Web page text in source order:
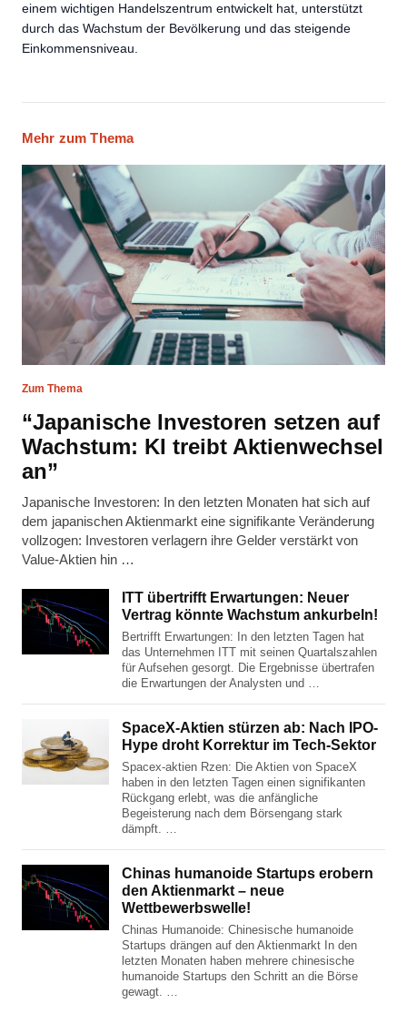
einem wichtigen Handelszentrum entwickelt hat, unterstützt
durch das Wachstum der Bevölkerung und das steigende
Einkommensniveau.
Mehr zum Thema
Zum Thema
“Japanische Investoren setzen auf
Wachstum: KI treibt Aktienwechsel
an”
Japanische Investoren: In den letzten Monaten hat sich auf
dem japanischen Aktienmarkt eine signifikante Veränderung
vollzogen: Investoren verlagern ihre Gelder verstärkt von
Value-Aktien hin …
ITT übertrifft Erwartungen: Neuer
Vertrag könnte Wachstum ankurbeln!
Bertrifft Erwartungen: In den letzten Tagen hat
das Unternehmen ITT mit seinen Quartalszahlen
für Aufsehen gesorgt. Die Ergebnisse übertrafen
die Erwartungen der Analysten und …
SpaceX-Aktien stürzen ab: Nach IPO-
Hype droht Korrektur im Tech-Sektor
Spacex-aktien Rzen: Die Aktien von SpaceX
haben in den letzten Tagen einen signifikanten
Rückgang erlebt, was die anfängliche
Begeisterung nach dem Börsengang stark
dämpft. …
Chinas humanoide Startups erobern
den Aktienmarkt – neue
Wettbewerbswelle!
Chinas Humanoide: Chinesische humanoide
Startups drängen auf den Aktienmarkt In den
letzten Monaten haben mehrere chinesische
humanoide Startups den Schritt an die Börse
gewagt. …